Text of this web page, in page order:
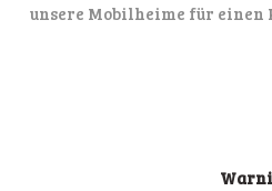
unsere Mobilheime für einen